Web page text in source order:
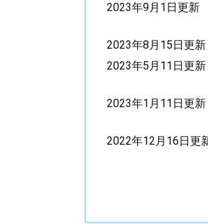
2023年9月1日更新
2023年8月15日更新
2023年5月11日更新
2023年1月11日更新
2022年12月16日更